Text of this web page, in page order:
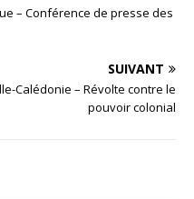
– Conférence de presse des
SUIVANT
Calédonie – Révolte contre le
pouvoir colonial